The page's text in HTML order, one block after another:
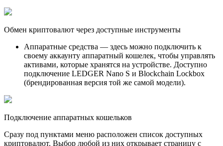
Обмен криптовалют через доступные инструменты
Аппаратные средства — здесь можно подключить к
своему аккаунту аппаратный кошелек, чтобы управлять
активами, которые хранятся на устройстве. Доступно
подключение LEDGER Nano S и Blockchain Lockbox
(брендированная версия той же самой модели).
Подключение аппаратных кошельков
Сразу под пунктами меню расположен список доступных
криптовалют. Выбор любой из них открывает страницу с